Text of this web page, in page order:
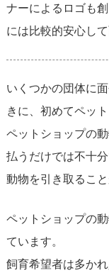
ナーによるロゴも
には比較的安心し
いくつかの団体に
きに、初めてペッ
ペットショップの
払うだけでは不十
動物を引き取ること
ペットショップの
ています。
飼育希望者は多か